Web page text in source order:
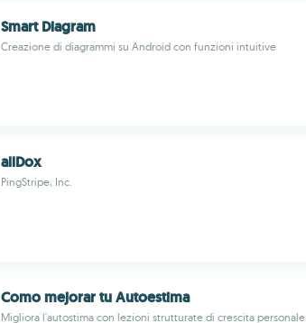
Smart Diagram
Creazione di diagrammi su Android con funzioni intuitive
allDox
PingStripe, Inc.
Como mejorar tu Autoestima
Migliora l'autostima con lezioni strutturate di crescita personale